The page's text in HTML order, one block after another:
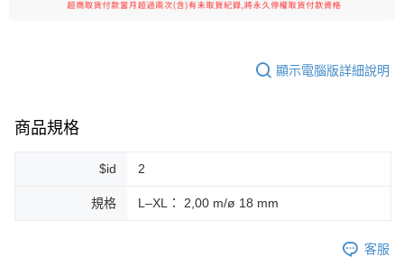
顯示電腦版詳細說明
商品規格
$id 2
規格 L–XL： 2,00 m/ø 18 mm
客服